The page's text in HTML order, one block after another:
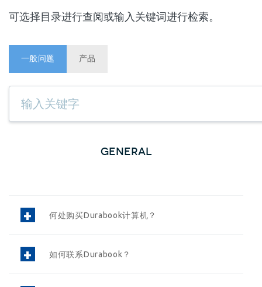
可选择目录进行查阅或输入关键词进行检索。
一般问题 产品
GENERAL
何处购买Durabook计算机？
如何联系Durabook？